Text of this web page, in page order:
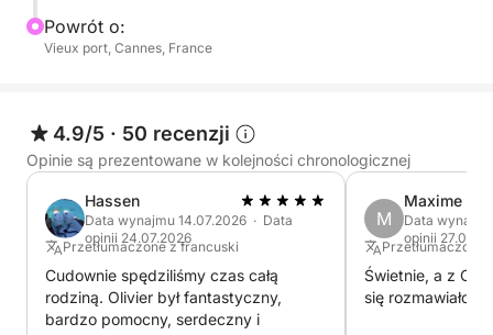
Powrót o:
Vieux port, Cannes, France
4.9/5 · 50 recenzji
Opinie są prezentowane w kolejności chronologicznej
Hassen
Data wynajmu 14.07.2026 · Data
opinii 24.07.2026
Przetłumaczone z francuski
Cudownie spędziliśmy czas całą
rodziną. Olivier był fantastyczny,
bardzo pomocny, serdeczny i
M
Maxime
Data
opinii
Przetłumaczone
Świetnie, a z
się rozmawiało.